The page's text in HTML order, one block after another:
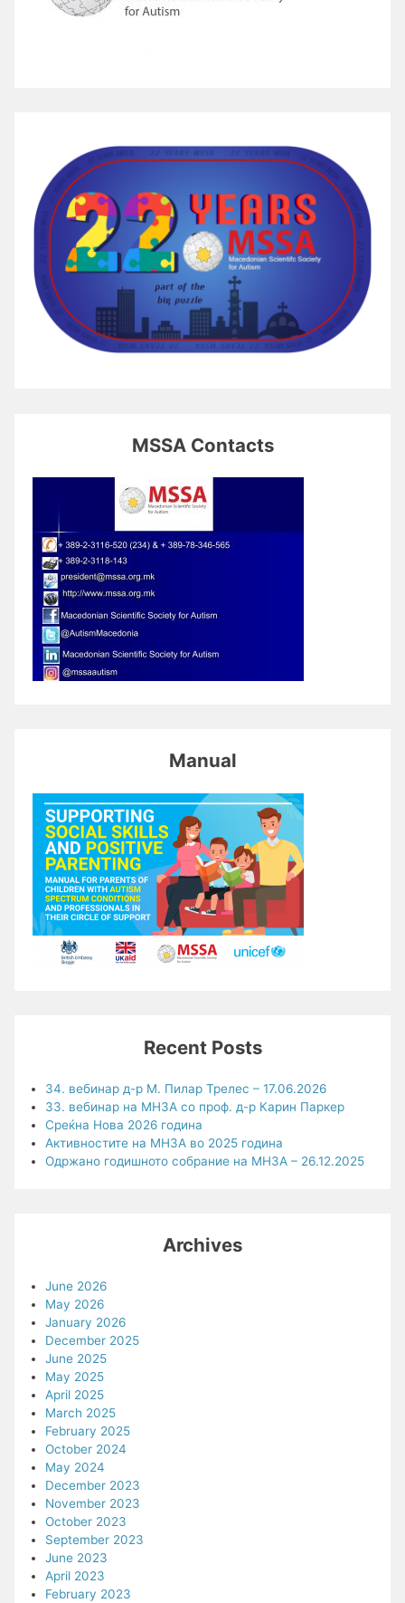
MSSA Contacts
Manual
Recent Posts
34. вебинар д-р М. Пилар Трелес – 17.06.2026
33. вебинар на МНЗА со проф. д-р Карин Паркер
Среќна Нова 2026 година
Активностите на МНЗА во 2025 година
Одржано годишното собрание на МНЗА – 26.12.2025
Archives
June 2026
May 2026
January 2026
December 2025
June 2025
May 2025
April 2025
March 2025
February 2025
October 2024
May 2024
December 2023
November 2023
October 2023
September 2023
June 2023
April 2023
February 2023